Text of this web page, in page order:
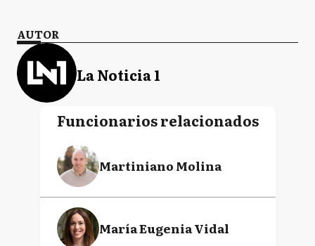
AUTOR
La Noticia 1
Funcionarios relacionados
Martiniano Molina
María Eugenia Vidal